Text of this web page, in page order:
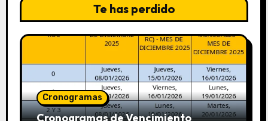
Te has perdido
Cronogramas
Cronogramas de Vencimiento